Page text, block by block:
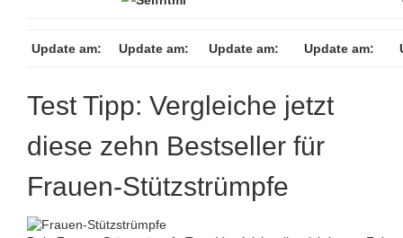
Update am: Update am: Update am: Update am:
Test Tipp: Vergleiche jetzt
diese zehn Bestseller für
Frauen-Stützstrümpfe